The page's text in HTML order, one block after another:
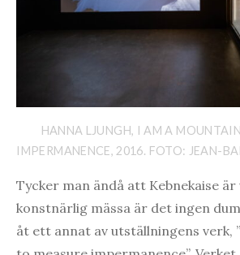
HANNA LJUNGH, I AM A
IMPERMANENCE, 2016. FOTO: JEAN-
Tycker man ändå att Kebnekaise
konstnärlig mässa är det ingen
åt ett annat av utställningens verk,